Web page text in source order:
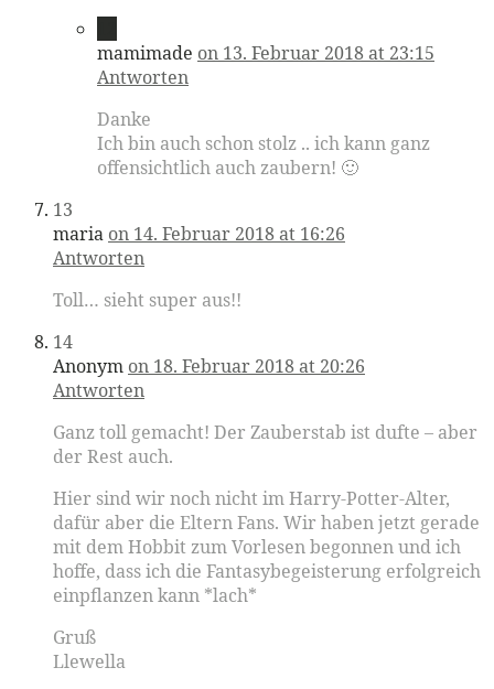
mamimade on 13. Februar 2018 at 23:15
Antworten
Danke
Ich bin auch schon stolz .. ich kann ganz
offensichtlich auch zaubern! 🙂
13
maria on 14. Februar 2018 at 16:26
Antworten
Toll… sieht super aus!!
14
Anonym on 18. Februar 2018 at 20:26
Antworten
Ganz toll gemacht! Der Zauberstab ist dufte – aber
der Rest auch.
Hier sind wir noch nicht im Harry-Potter-Alter,
dafür aber die Eltern Fans. Wir haben jetzt gerade
mit dem Hobbit zum Vorlesen begonnen und ich
hoffe, dass ich die Fantasybegeisterung erfolgreich
einpflanzen kann *lach*
Gruß
Llewella